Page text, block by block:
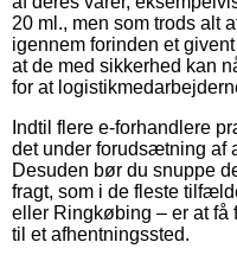
20 ml., men som trods alt
igennem forinden et
at de med sikkerhed kan
for at
Indtil flere e-forhandlere
det under forudsætning af
Desuden bør du snuppe
fragt, som i de fleste
eller Ringkøbing – er at få
til et afhentningssted.